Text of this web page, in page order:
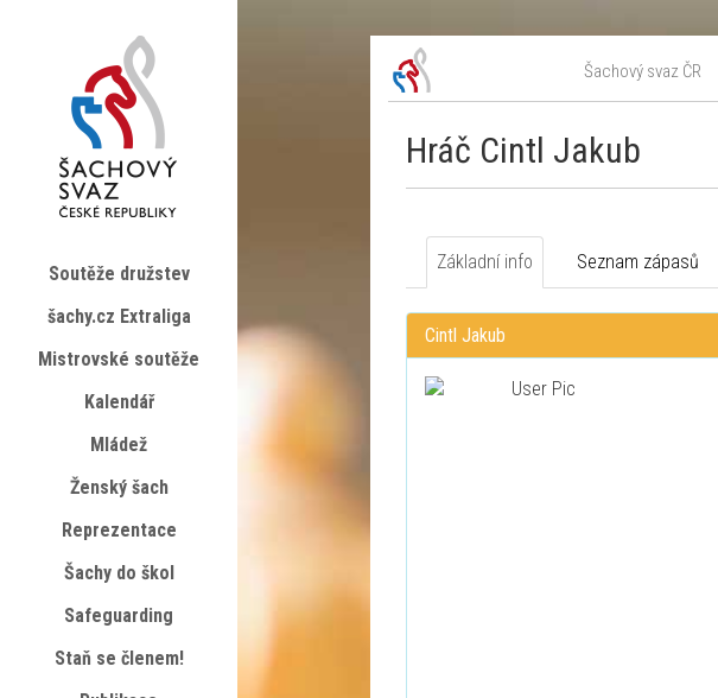
Šachový svaz ČR
Hráč Cintl Jakub
Základní info Seznam zápasů
Cintl Jakub
Soutěže družstev
šachy.cz Extraliga
Mistrovské soutěže
Kalendář
Mládež
Ženský šach
Reprezentace
Šachy do škol
Safeguarding
Staň se členem!